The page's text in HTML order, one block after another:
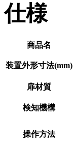
仕様
商品名
装置外形寸法(mm)
扉材質
検知機構
操作方法